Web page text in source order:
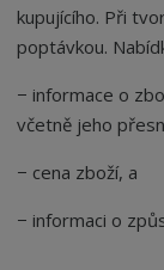
kupujícího. Při
poptávkou.
− informace o
včetně jeho
− cena zboží, a
− informaci o